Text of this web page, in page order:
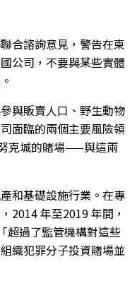
合諮詢意見，警告在柬
公司，不要與某些實體
與販賣人口、野生動物
面臨的兩個主要風險領
克城的賭場——與這兩
和基礎設施行業。在專
2014 年至2019 年間，
超過了監管機構對這些
織犯罪分子投資賭場並